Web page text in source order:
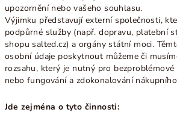
upozornění nebo vašeho souhlasu.
Výjimku představují externí společnosti,
podpůrné služby (např. dopravu, platební
shopu salted.cz) a orgány státní moci.
osobní údaje poskytnout můžeme či
rozsahu, který je nutný pro
nebo fungování a zdokonalování
Jde zejména o tyto činnosti: